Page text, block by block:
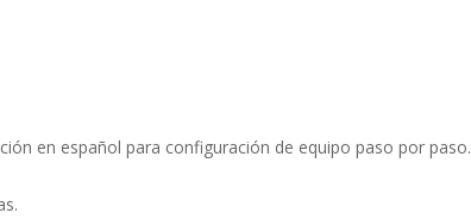
en español para configuración de equipo paso por paso.